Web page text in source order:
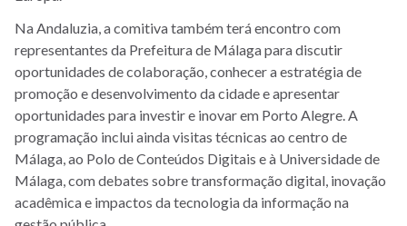
Na Andaluzia, a comitiva também terá encontro com
representantes da Prefeitura de Málaga para discutir
oportunidades de colaboração, conhecer a estratégia de
promoção e desenvolvimento da cidade e apresentar
oportunidades para investir e inovar em Porto Alegre. A
programação inclui ainda visitas técnicas ao centro de
Málaga, ao Polo de Conteúdos Digitais e à Universidade de
Málaga, com debates sobre transformação digital, inovação
acadêmica e impactos da tecnologia da informação na